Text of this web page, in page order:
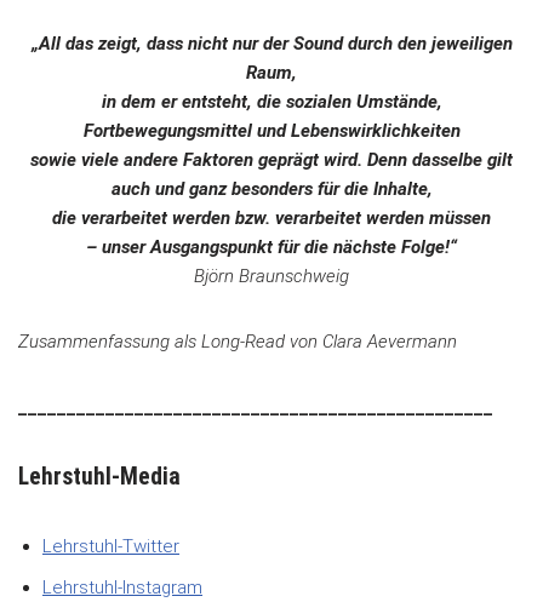
„All das zeigt, dass nicht nur der Sound durch den jeweiligen
Raum,
in dem er entsteht, die sozialen Umstände,
Fortbewegungsmittel und Lebenswirklichkeiten
sowie viele andere Faktoren geprägt wird. Denn dasselbe gilt
auch und ganz besonders für die Inhalte,
die verarbeitet werden bzw. verarbeitet werden müssen
– unser Ausgangspunkt für die nächste Folge!“
Björn Braunschweig
Zusammenfassung als Long-Read von Clara Aevermann
Lehrstuhl-Media
Lehrstuhl-Twitter
Lehrstuhl-Instagram